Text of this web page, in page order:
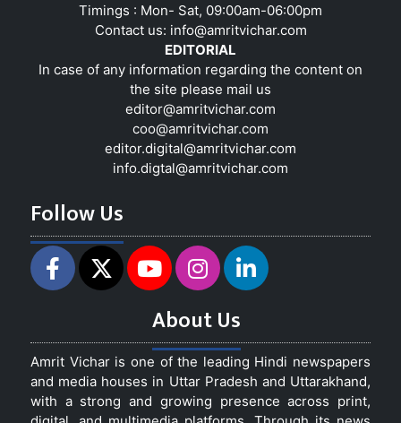
Timings : Mon- Sat, 09:00am-06:00pm
Contact us: info@amritvichar.com
EDITORIAL
In case of any information regarding the content on
the site please mail us
editor@amritvichar.com
coo@amritvichar.com
editor.digital@amritvichar.com
info.digtal@amritvichar.com
Follow Us
About Us
Amrit Vichar is one of the leading Hindi newspapers
and media houses in Uttar Pradesh and Uttarakhand,
with a strong and growing presence across print,